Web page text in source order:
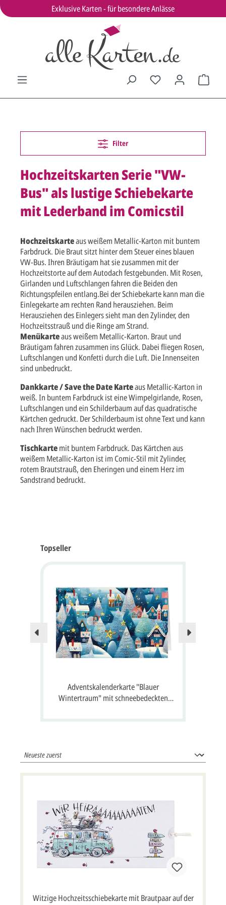
Exklusive Karten - für besondere Anlässe
Filter
Hochzeitskarten Serie "VW-
Bus" als lustige Schiebekarte
mit Lederband im Comicstil
Hochzeitskarteaus weißem Metallic-Karton mit buntem
Farbdruck. Die Braut sitzt hinter dem Steuer eines blauen
VW-Bus. Ihren Bräutigam hat sie zusammen mit der
Hochzeitstorte auf dem Autodach festgebunden. Mit Rosen,
Girlanden und Luftschlangen fahren die Beiden den
Richtungspfeilen entlang.Bei der Schiebekarte kann man die
Einlegekarte am rechten Rand herausziehen. Beim
Herausziehen des Einlegers sieht man den Zylinder, den
Hochzeitsstrauß und die Ringe am Strand.
Menükarteaus weißem Metallic-Karton. Braut und
Bräutigam fahren zusammen ins Glück. Dabei fliegen Rosen,
Luftschlangen und Konfetti durch die Luft. Die Innenseiten
sind unbedruckt.
Dankkarte / Save the Date Karteaus Metallic-Karton in
weiß. In buntem Farbdruck ist eine Wimpelgirlande, Rosen,
Luftschlangen und ein Schilderbaum auf das quadratische
Kärtchen gedruckt. Der Schilderbaum ist ohne Text und kann
nach Ihren Wünschen bedruckt werden.
Tischkartemit buntem Farbdruck. Das Kärtchen aus
weißem Metallic-Karton ist im Comic-Stil mit Zylinder,
rotem Brautstrauß, den Eheringen und einem Herz im
Sandstrand bedruckt.
Topseller
Adventskalenderkarte "Blauer
Wintertraum" mit schneebedeckten
Witzige Hochzeitsschiebekarte mit Brautpaar auf der